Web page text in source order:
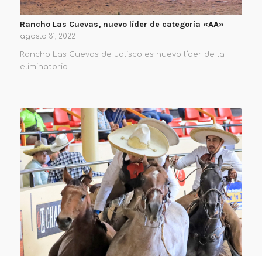
Rancho Las Cuevas, nuevo líder de categoría «AA»
agosto 31, 2022
Rancho Las Cuevas de Jalisco es nuevo líder de la
eliminatoria…